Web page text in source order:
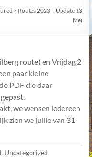
> Routes 2023 – Update 13
Mei
route) en Vrijdag 2
paar kleine
PDF die daar
we wensen iedereen
zien we jullie van 31
, Uncategorized